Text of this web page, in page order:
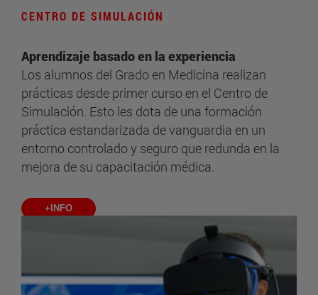
CENTRO DE SIMULACIÓN
Aprendizaje basado en la experiencia
Los alumnos del Grado en Medicina realizan
prácticas desde primer curso en el Centro de
Simulación. Esto les dota de una formación
práctica estandarizada de vanguardia en un
entorno controlado y seguro que redunda en la
mejora de su capacitación médica.
+INFO